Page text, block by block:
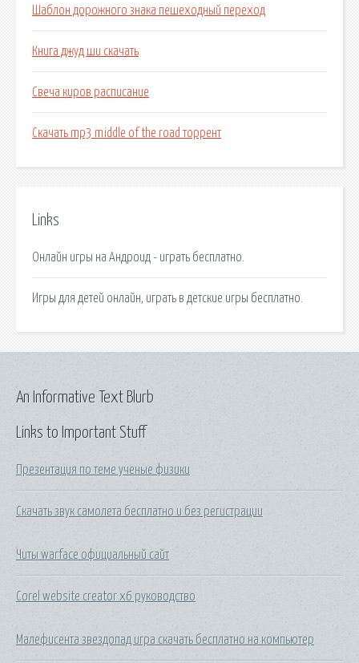
Шаблон дорожного знака пешеходный переход
Книга джуд ши скачать
Свеча киров расписание
Скачать mp3 middle of the road торрент
Links
Онлайн игры на Андроид - играть бесплатно.
Игры для детей онлайн, играть в детские игры бесплатно.
Links to Important Stuff
Презентация по теме ученые физики
Скачать звук самолета бесплатно и без регистрации
Читы warface официальный сайт
Corel website creator x6 руководство
Малефисента звездопад игра скачать бесплатно на компьютер
An Informative Text Blurb